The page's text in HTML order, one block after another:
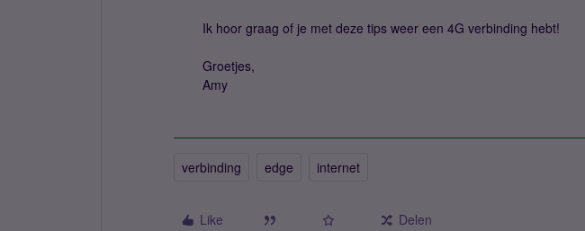
Ik hoor graag of je met deze tips weer een 4G verbinding hebt!
Groetjes,
Amy
verbinding edge internet
Like Delen